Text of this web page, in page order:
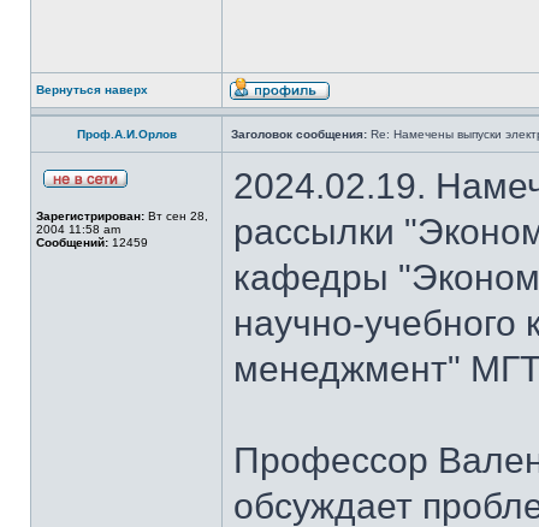
Вернуться наверх
Проф.А.И.Орлов Заголовок сообщения: Re: Намечены выпуски
Зарегистрирован: Вт сен 28,
2004 11:58 am
Сообщений: 12459
2024.02.19.
рассылки
кафедры
научно-
менеджмент"
Профессор
обсуждает